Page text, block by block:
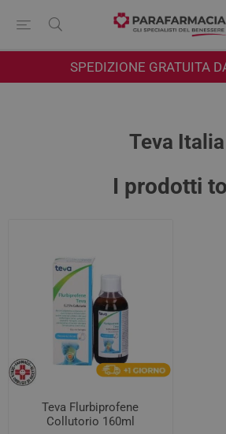
SPEDIZIONE GRATUITA
Teva Italia
I prodotti
Teva Flurbiprofene
Collutorio 160ml